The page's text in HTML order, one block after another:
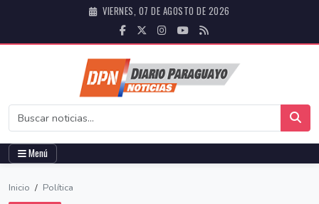
VIERNES, 07 DE AGOSTO DE 2026
Menú
Inicio / Política